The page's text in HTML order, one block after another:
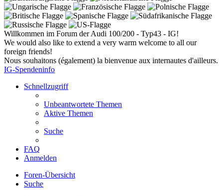
Willkommen im Forum der Audi 100/200 - Typ43 - IG!
We would also like to extend a very warm welcome to all our
foreign friends!
Nous souhaitons (également) la bienvenue aux internautes d'ailleurs.
IG-Spendeninfo
Schnellzugriff
Unbeantwortete Themen
Aktive Themen
Suche
FAQ
Anmelden
Foren-Übersicht
Suche